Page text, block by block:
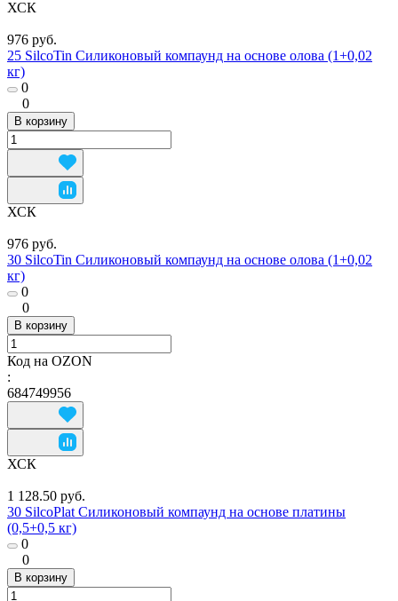
ХСК
976 руб.
25 SilcoTin Силиконовый компаунд на основе олова (1+0,02
кг)
0
0
В корзину
ХСК
976 руб.
30 SilcoTin Силиконовый компаунд на основе олова (1+0,02
кг)
0
0
В корзину
Код на OZON
:
684749956
ХСК
1 128.50 руб.
30 SilcoPlat Силиконовый компаунд на основе платины
(0,5+0,5 кг)
0
0
В корзину